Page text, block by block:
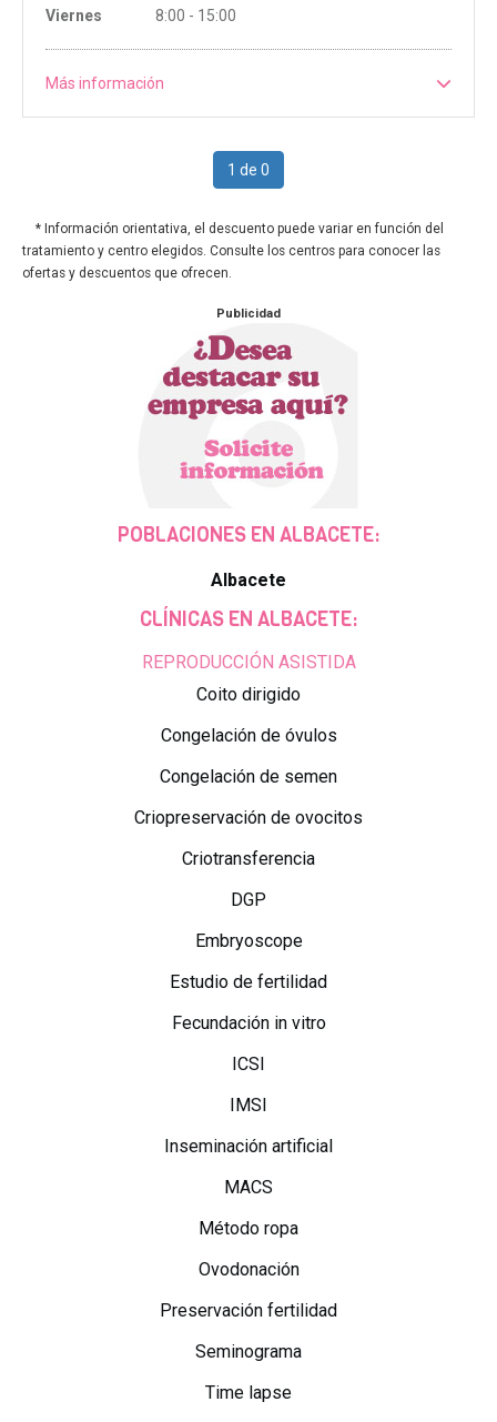
Viernes
8:00 - 15:00
Más información
1 de 0
* Información orientativa, el descuento puede variar en función del
tratamiento y centro elegidos. Consulte los centros para conocer las
ofertas y descuentos que ofrecen.
Publicidad
POBLACIONES EN ALBACETE:
Albacete
CLÍNICAS EN ALBACETE:
REPRODUCCIÓN ASISTIDA
Coito dirigido
Congelación de óvulos
Congelación de semen
Criopreservación de ovocitos
Criotransferencia
DGP
Embryoscope
Estudio de fertilidad
Fecundación in vitro
ICSI
IMSI
Inseminación artificial
MACS
Método ropa
Ovodonación
Preservación fertilidad
Seminograma
Time lapse